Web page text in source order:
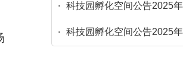
科技园孵化空间公告2025年
科技园孵化空间公告2025年